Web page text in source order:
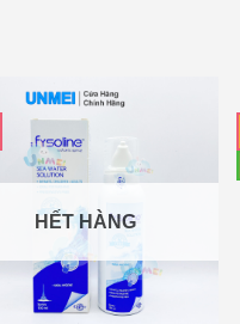
HẾT HÀNG